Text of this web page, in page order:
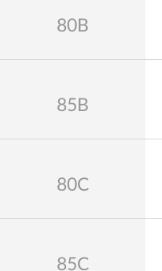
80B
85B
80C
85C